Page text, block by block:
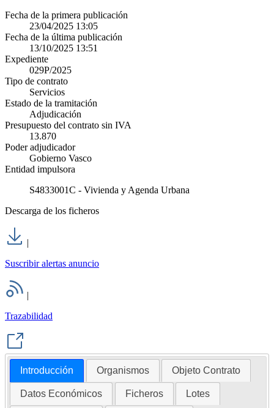
Fecha de la primera publicación
23/04/2025 13:05
Fecha de la última publicación
13/10/2025 13:51
Expediente
029P/2025
Tipo de contrato
Servicios
Estado de la tramitación
Adjudicación
Presupuesto del contrato sin IVA
13.870
Poder adjudicador
Gobierno Vasco
Entidad impulsora
S4833001C - Vivienda y Agenda Urbana
Descarga de los ficheros
|
Suscribir alertas anuncio
|
Trazabilidad
Introducción Organismos Objeto Contrato
Datos Económicos Ficheros Lotes